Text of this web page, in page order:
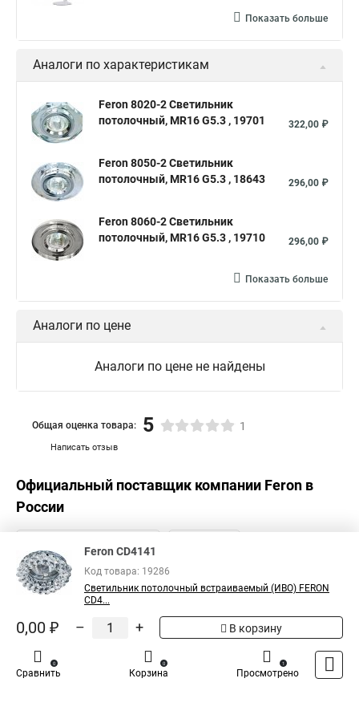
Показать больше
Аналоги по характеристикам
Feron 8020-2 Светильник
потолочный, MR16 G5.3 , 19701
322,00 ₽
Feron 8050-2 Светильник
потолочный, MR16 G5.3 , 18643
296,00 ₽
Feron 8060-2 Светильник
потолочный, MR16 G5.3 , 19710
296,00 ₽
Показать больше
Аналоги по цене
Аналоги по цене не найдены
Написать отзыв
Общая оценка товара: 5 1
Официальный поставщик компании Feron в
России
Feron CD4141
Код товара: 19286
Светильник потолочный встраиваемый (ИВО) FERON
CD4...
0,00 ₽ – + В корзину
Сравнить
0
Корзина
0
Просмотрено
1